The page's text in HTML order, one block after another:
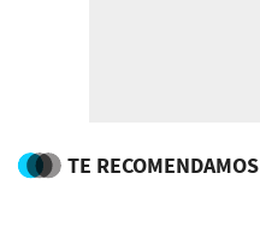
TE RECOMENDAMOS